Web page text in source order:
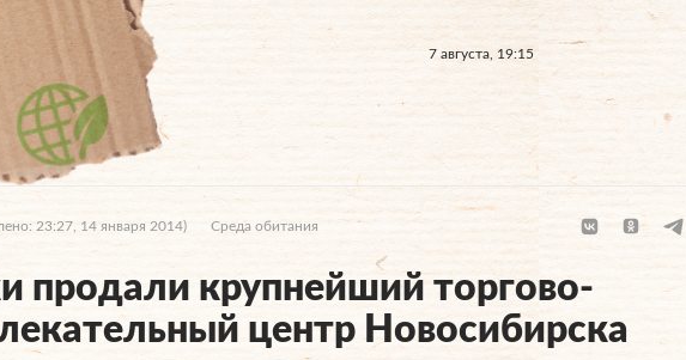
7 августа, 19:15
23:27, 14 января 2014) Среда обитания
продали крупнейший торгово-
центр Новосибирска